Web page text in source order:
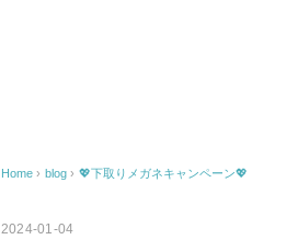
Home › blog › 💖下取りメガネキャンペーン💖
2024-01-04